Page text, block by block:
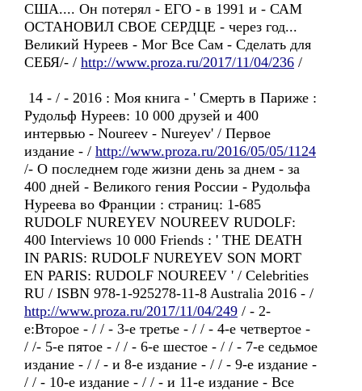
США.... Он потерял - ЕГО - в 1991 и - САМ
ОСТАНОВИЛ СВОЕ СЕРДЦЕ - через год...
Великий Нуреев - Мог Все Сам - Сделать для
СЕБЯ/- / http://www.proza.ru/2017/11/04/236 /
14 - / - 2016 : Моя книга - ' Смерть в Париже :
Рудольф Нуреев: 10 000 друзей и 400
интервью - Noureev - Nureyev' / Первое
издание - / http://www.proza.ru/2016/05/05/1124
/- О последнем годе жизни день за днем - за
400 дней - Великого гения России - Рудольфа
Нуреева во Франции : страниц: 1-685
RUDOLF NUREYEV NOUREEV RUDOLF:
400 Interviews 10 000 Friends : ' THE DEATH
IN PARIS: RUDOLF NUREYEV SON MORT
EN PARIS: RUDOLF NOUREEV ' / Celebrities
RU / ISBN 978-1-925278-11-8 Australia 2016 - /
http://www.proza.ru/2017/11/04/249 / - 2-
е:Второе - / / - 3-е третье - / / - 4-е четвертое -
/ /- 5-е пятое - / / - 6-е шестое - / / - 7-е седьмое
издание - / / - и 8-е издание - / / - 9-е издание -
/ / - 10-е издание - / / - и 11-е издание - Все